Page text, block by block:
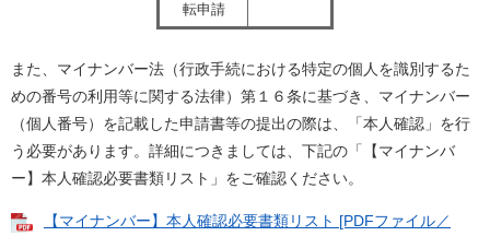
転申請
また、マイナンバー法（行政手続における特定の個人を識別するた
めの番号の利用等に関する法律）第１６条に基づき、マイナンバー
（個人番号）を記載した申請書等の提出の際は、「本人確認」を行
う必要があります。詳細につきましては、下記の「【マイナンバ
ー】本人確認必要書類リスト」をご確認ください。
【マイナンバー】本人確認必要書類リスト [PDFファイル／